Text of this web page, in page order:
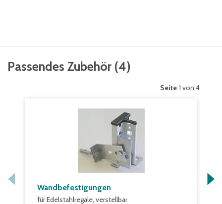
Passendes Zubehör (4)
Seite 1 von 4
Wandbefestigungen
für Edelstahlregale, verstellbar